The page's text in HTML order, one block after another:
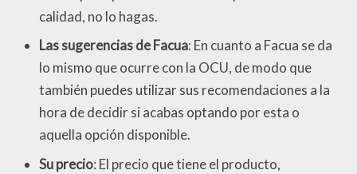
calidad, no lo hagas.
Las sugerencias de Facua: En cuanto a Facua se da
lo mismo que ocurre con la OCU, de modo que
también puedes utilizar sus recomendaciones a la
hora de decidir si acabas optando por esta o
aquella opción disponible.
Su precio: El precio que tiene el producto,